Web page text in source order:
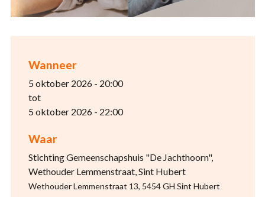
Wanneer
5 oktober 2026 - 20:00
tot
5 oktober 2026 - 22:00
Waar
Stichting Gemeenschapshuis "De Jachthoorn",
Wethouder Lemmenstraat, Sint Hubert
Wethouder Lemmenstraat 13, 5454 GH Sint Hubert